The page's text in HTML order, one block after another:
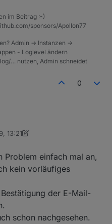
im Beitrag :-)
sponsors/Apollon77
Admin -> Instanzen ->
- Loglevel ändern
… nutzen, Admin schneidet
0
13:21
3. Juni 2019, 14:22
Problem einfach mal an,
kein vorläufiges
der E-Mail-
schon nachgesehen.